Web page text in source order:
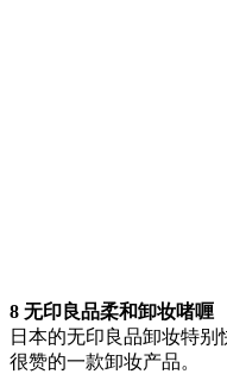
8 无印良品柔和卸妆啫喱
日本的无印良品卸妆特别
很赞的一款卸妆产品。